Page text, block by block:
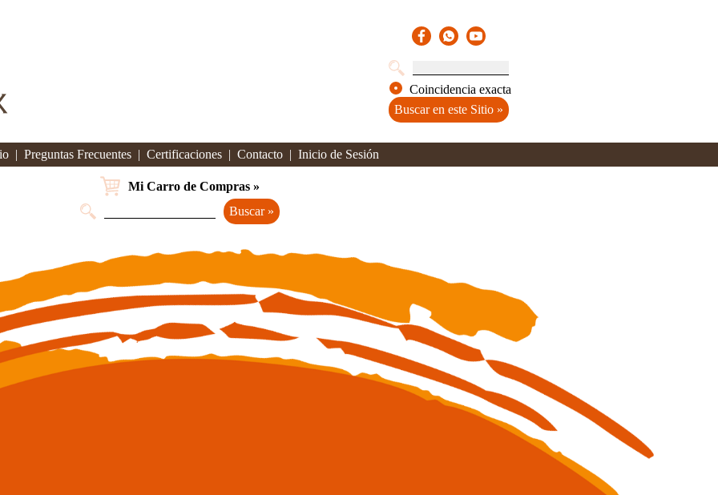
Coincidencia exacta
| Preguntas Frecuentes | Certificaciones | Contacto | Inicio de Sesión
Mi Carro de Compras »